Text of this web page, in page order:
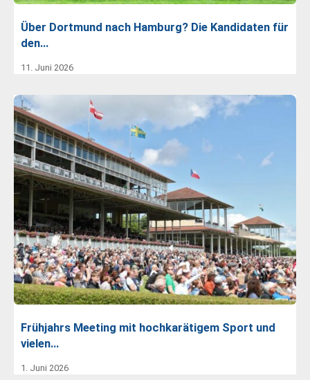
Über Dortmund nach Hamburg? Die Kandidaten für
den…
11. Juni 2026
Frühjahrs Meeting mit hochkarätigem Sport und
vielen…
1. Juni 2026